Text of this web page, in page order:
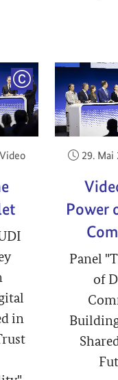
COPYRIGHT
Video
in
29. Mai
Power
Panel
of